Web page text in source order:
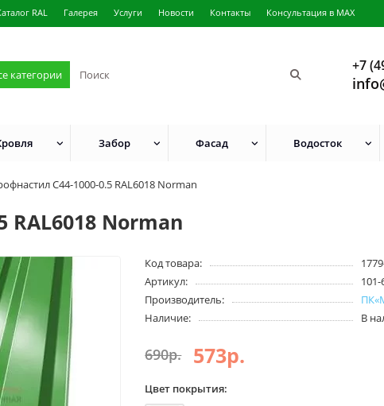
RAL Галерея Услуги Новости Контакты Консультация в MAX
категории
+7
Забор Фасад Водосток
С44-1000-0.5 RAL6018 Norman
RAL6018 Norman
Код товара:
Артикул:
101-
Производитель:
Наличие:
В
690р. 573р.
Цвет покрытия: